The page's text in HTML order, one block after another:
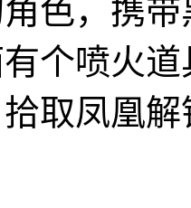
色，携
个喷火
取凤凰解